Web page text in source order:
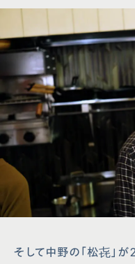
そして中野の「松㐂」が